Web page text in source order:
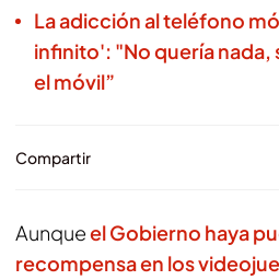
La adicción al teléfono
infinito': "No quería nada,
el móvil”
Compartir
Aunqueel Gobierno haya
recompensa en los